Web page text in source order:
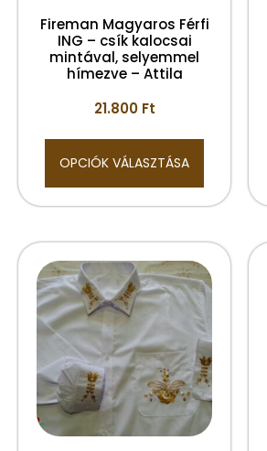
Fireman Magyaros Férfi
ING – csík kalocsai
mintával, selyemmel
hímezve – Attila
21.800 Ft
OPCIÓK VÁLASZTÁSA